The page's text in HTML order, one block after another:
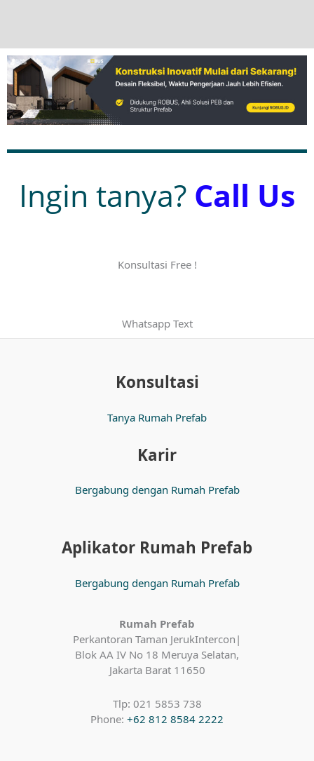
Ingin tanya? Call Us
Konsultasi Free !
Whatsapp Text
Konsultasi
Tanya Rumah Prefab
Karir
Bergabung dengan Rumah Prefab
Aplikator Rumah Prefab
Bergabung dengan Rumah Prefab
Rumah Prefab
Perkantoran Taman JerukIntercon|
Blok AA IV No 18 Meruya Selatan,
Jakarta Barat 11650
Tlp: 021 5853 738
Phone: +62 812 8584 2222